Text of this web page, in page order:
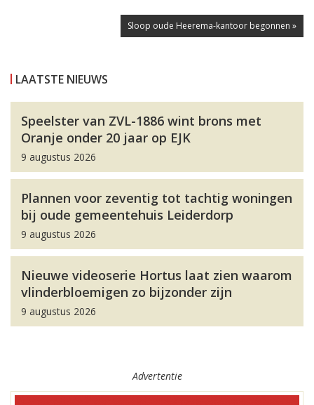
Sloop oude Heerema-kantoor begonnen »
LAATSTE NIEUWS
Speelster van ZVL-1886 wint brons met
Oranje onder 20 jaar op EJK
9 augustus 2026
Plannen voor zeventig tot tachtig woningen
bij oude gemeentehuis Leiderdorp
9 augustus 2026
Nieuwe videoserie Hortus laat zien waarom
vlinderbloemigen zo bijzonder zijn
9 augustus 2026
Advertentie